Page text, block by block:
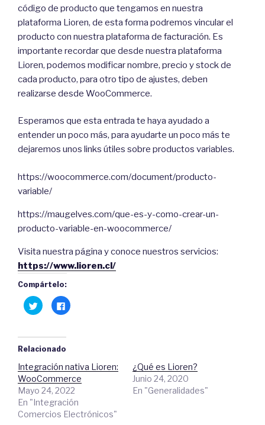
código de producto que tengamos en nuestra
plataforma Lioren, de esta forma podremos vincular el
producto con nuestra plataforma de facturación. Es
importante recordar que desde nuestra plataforma
Lioren, podemos modificar nombre, precio y stock de
cada producto, para otro tipo de ajustes, deben
realizarse desde WooCommerce.
Esperamos que esta entrada te haya ayudado a
entender un poco más, para ayudarte un poco más te
dejaremos unos links útiles sobre productos variables.
https://woocommerce.com/document/producto-
variable/
https://maugelves.com/que-es-y-como-crear-un-
producto-variable-en-woocommerce/
Visita nuestra página y conoce nuestros servicios:
https://www.lioren.cl/
Compártelo:
H
a
i
c
p
r
a
c
o
m
p
r
C
l
a
r
a
c
o
m
p
a
Relacionado
Integración nativa Lioren:
WooCommerce
Mayo 24, 2022
En "Integración
Comercios Electrónicos"
¿Qué es Lioren?
Junio 24, 2020
En "Generalidades"